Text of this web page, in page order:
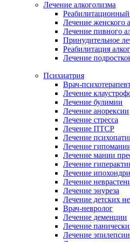
Лечение алкоголизма
Лечение женского
Лечение пивного
Принудительное
Реабилитация
Лечение
Психиатрия
Врач-
Лечение
Лечение булимии
Лечение анорексии
Лечение стресса
Лечение ПТСР
Лечение
Лечение
Лечение мании
Лечение
Лечение
Лечение
Лечение энуреза
Лечение детских
Врач-невролог
Лечение деменции
Лечение
Лечение эпилепсии